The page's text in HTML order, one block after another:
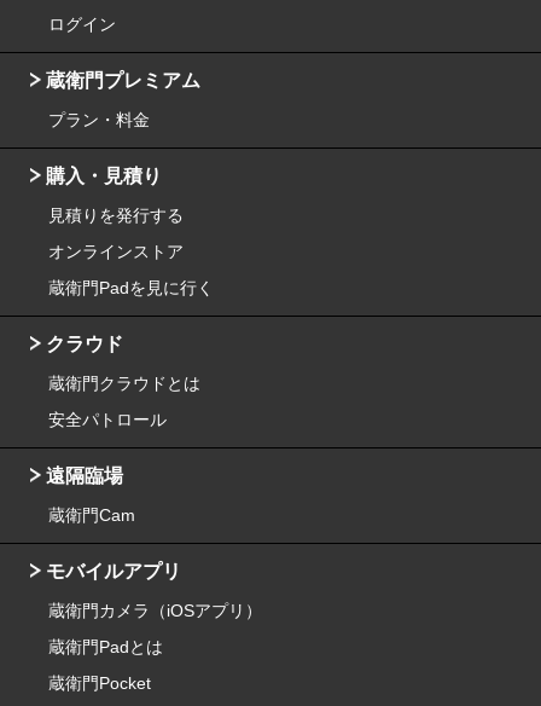
ログイン
蔵衛門プレミアム
プラン・料金
購入・見積り
見積りを発行する
オンラインストア
蔵衛門Padを見に行く
クラウド
蔵衛門クラウドとは
安全パトロール
遠隔臨場
蔵衛門Cam
モバイルアプリ
蔵衛門カメラ（iOSアプリ）
蔵衛門Padとは
蔵衛門Pocket